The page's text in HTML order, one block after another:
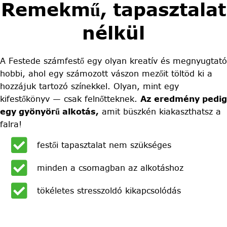
Remekmű, tapasztalat
nélkül
A Festede számfestő egy olyan kreatív és megnyugtató
hobbi, ahol egy számozott vászon mezőit töltöd ki a
hozzájuk tartozó színekkel. Olyan, mint egy
kifestőkönyv — csak felnőtteknek. Az eredmény pedig
egy gyönyörű alkotás, amit büszkén kiakaszthatsz a
falra!
festői tapasztalat nem szükséges
minden a csomagban az alkotáshoz
tökéletes stresszoldó kikapcsolódás